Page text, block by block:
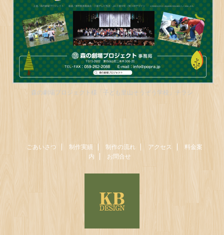
森の劇場プロジェクト様「子ども里山そうぞう学校」チラシ
ごあいさつ 制作実績 制作の流れ アクセス
料金案
内
お問合せ